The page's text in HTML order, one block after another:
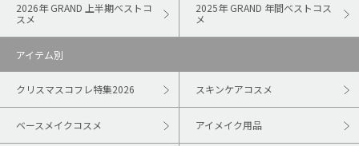
2026年 GRAND 上半期ベストコ
スメ
2025年 GRAND 年間ベストコス
メ
アイテム別
クリスマスコフレ特集2026 スキンケアコスメ
ベースメイクコスメ アイメイク用品